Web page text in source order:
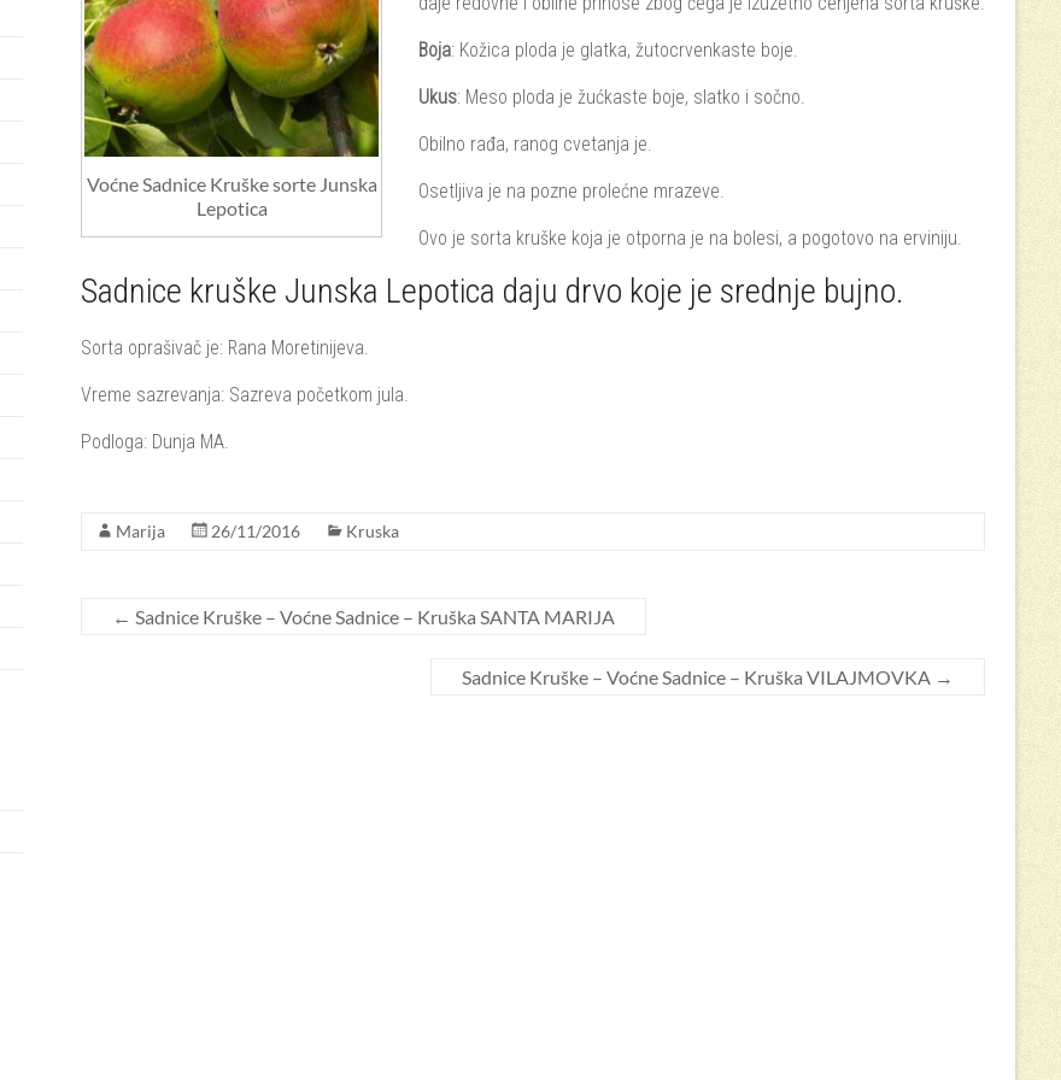
Voćne Sadnice Kruške sorte Junska
Lepotica
Boja: Kožica ploda je glatka, žutocrvenkaste boje.
Ukus: Meso ploda je žućkaste boje, slatko i sočno.
Obilno rađa, ranog cvetanja je.
Osetljiva je na pozne prolećne mrazeve.
Ovo je sorta kruške koja je otporna je na bolesi, a pogotovo na erviniju.
Sadnice kruške Junska Lepotica daju drvo koje je srednje bujno.
Sorta oprašivač je: Rana Moretinijeva.
Vreme sazrevanja: Sazreva početkom jula.
Podloga: Dunja MA.
Marija 26/11/2016 Kruska
← Sadnice Kruške – Voćne Sadnice – Kruška SANTA MARIJA
Sadnice Kruške – Voćne Sadnice – Kruška VILAJMOVKA →